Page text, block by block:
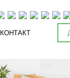
КОНТАКТ